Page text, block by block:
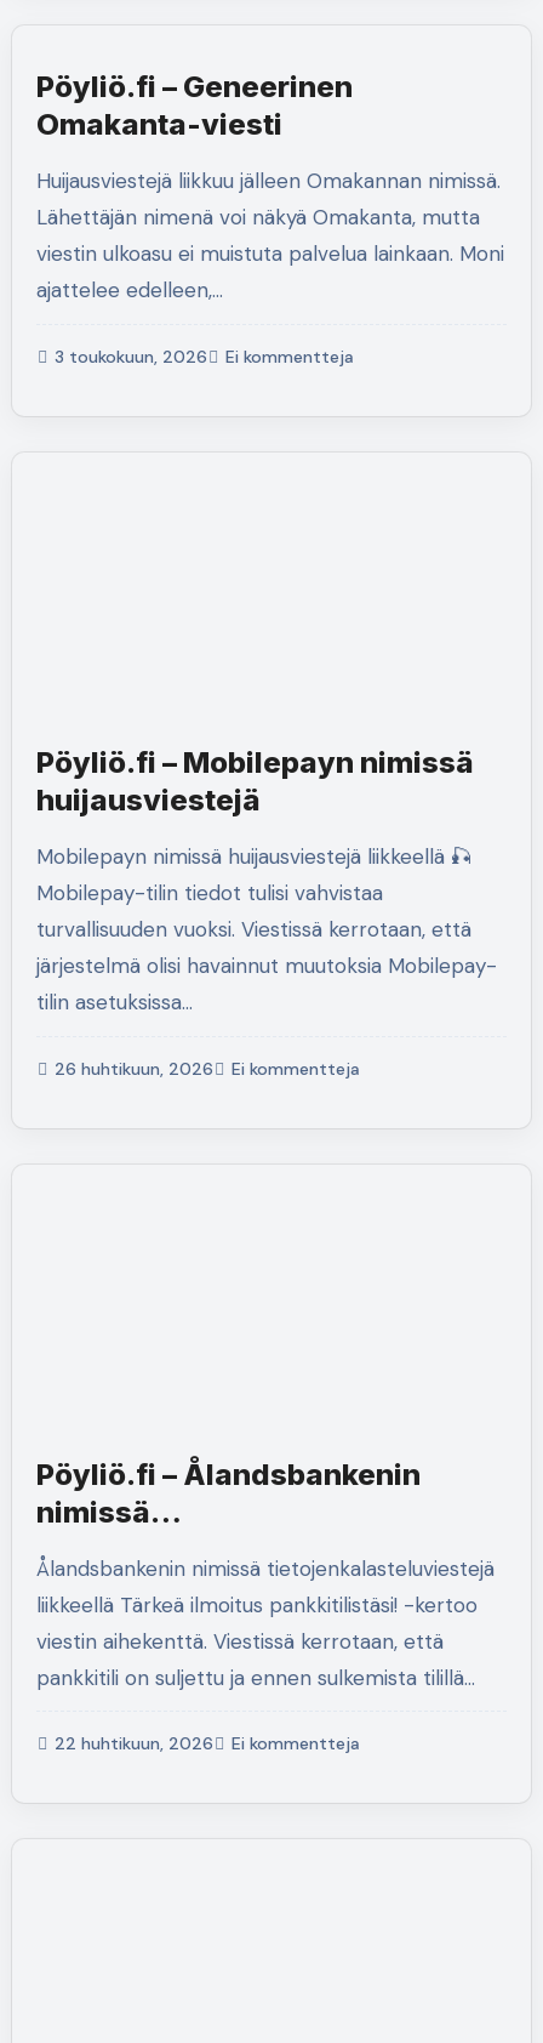
Pöyliö.fi – Geneerinen
Omakanta-viesti
Huijausviestejä liikkuu jälleen Omakannan nimissä.
Lähettäjän nimenä voi näkyä Omakanta, mutta
viestin ulkoasu ei muistuta palvelua lainkaan. Moni
ajattelee edelleen,…
3 toukokuun, 2026 Ei kommentteja
Pöyliö.fi – Mobilepayn nimissä
huijausviestejä
Mobilepayn nimissä huijausviestejä liikkeellä 🎣
Mobilepay-tilin tiedot tulisi vahvistaa
turvallisuuden vuoksi. Viestissä kerrotaan, että
järjestelmä olisi havainnut muutoksia Mobilepay-
tilin asetuksissa…
26 huhtikuun, 2026 Ei kommentteja
Pöyliö.fi – Ålandsbankenin
nimissä
tietojenkalasteluviestejä
liikkeellä
Ålandsbankenin nimissä tietojenkalasteluviestejä
liikkeellä Tärkeä ilmoitus pankkitilistäsi! -kertoo
viestin aihekenttä. Viestissä kerrotaan, että
pankkitili on suljettu ja ennen sulkemista tilillä…
22 huhtikuun, 2026 Ei kommentteja